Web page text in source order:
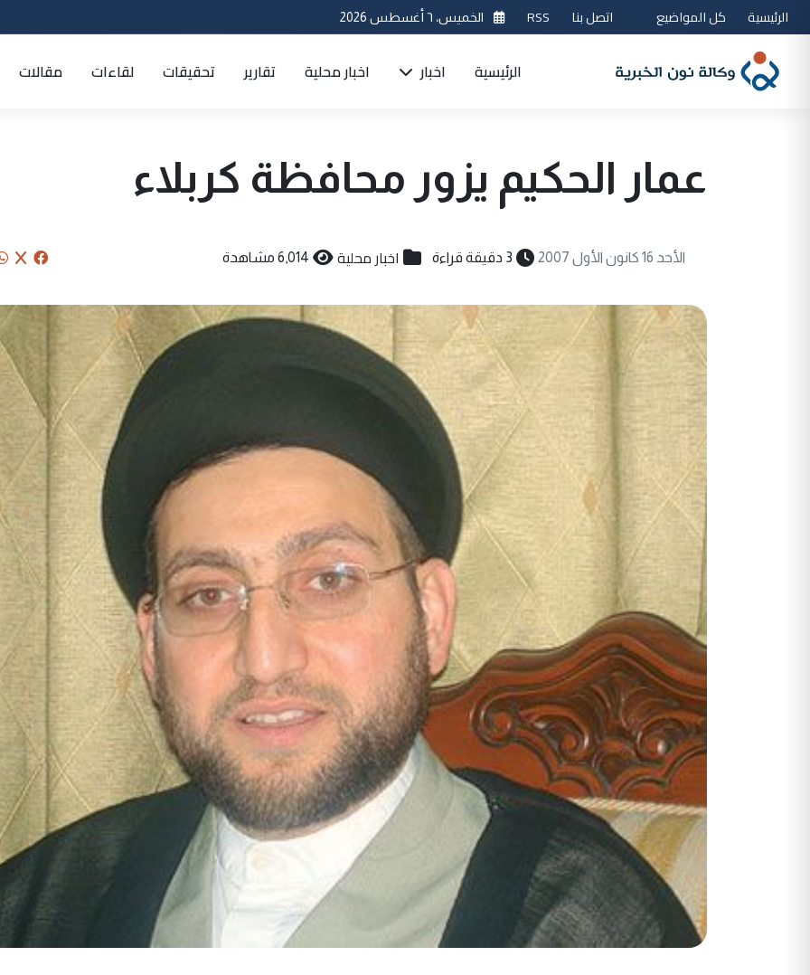
الرئيسية كل المواضيع اتصل بنا RSS الخميس، ٦ أغسطس 2026
الرئيسية اخبار اخبار محلية تقارير تحقيقات لقاءات مقالات
عمار الحكيم يزور محافظة كربلاء
الأحد 16 كانون الأول 2007 3 دقيقة قراءة اخبار محلية 6,014 مشاهدة